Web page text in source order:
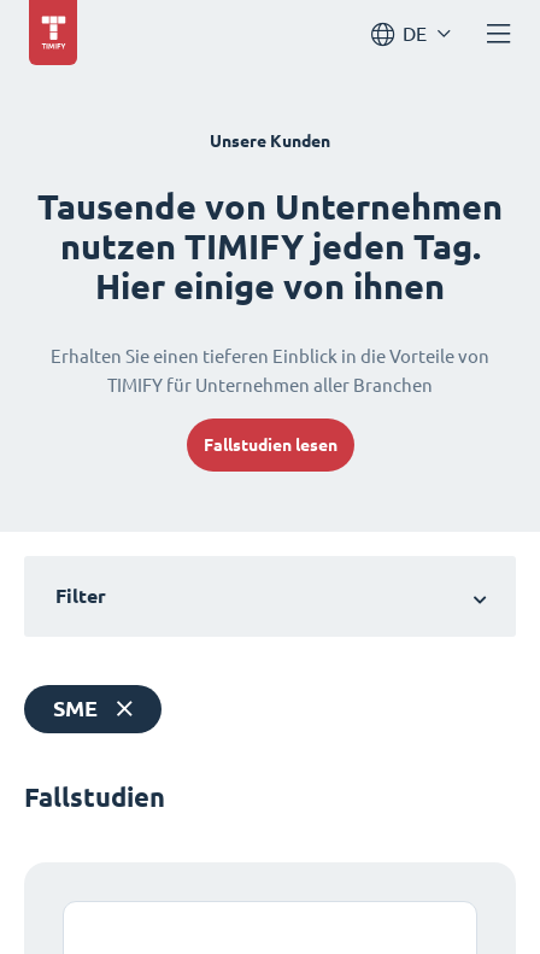
DE
Unsere Kunden
Tausende von Unternehmen
nutzen TIMIFY jeden Tag.
Hier einige von ihnen
Erhalten Sie einen tieferen Einblick in die Vorteile von
TIMIFY für Unternehmen aller Branchen
Fallstudien lesen
Filter
SME
Fallstudien